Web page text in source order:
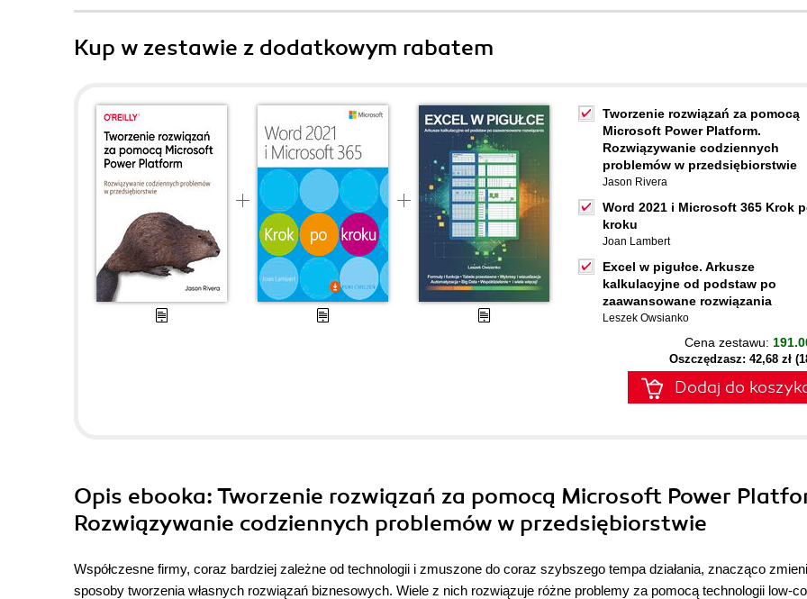
Kup w zestawie z dodatkowym rabatem
Tworzenie rozwiązań za pomocą
Microsoft Power Platform.
Rozwiązywanie codziennych
problemów w przedsiębiorstwie
Jason Rivera
Word 2021 i Microsoft 365 Krok
kroku
Joan Lambert
Excel w pigułce. Arkusze
kalkulacyjne od podstaw po
zaawansowane rozwiązania
Leszek Owsianko
Cena zestawu:
Oszczędzasz: 42,68 zł
Dodaj do
Opis ebooka: Tworzenie rozwiązań za pomocą Microsoft Power
Rozwiązywanie codziennych problemów w przedsiębiorstwie
Współczesne firmy, coraz bardziej zależne od technologii i zmuszone do coraz szybszego tempa działania, znacząco
sposoby tworzenia własnych rozwiązań biznesowych. Wiele z nich rozwiązuje różne problemy za pomocą technologii low-